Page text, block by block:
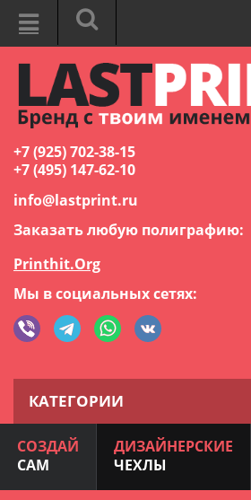
+7 (925) 702-38-15
+7 (495) 147-62-10
info@lastprint.ru
Заказать любую полиграфию:
Printhit.Org
Мы в социальных сетях:
КАТЕГОРИИ
СОЗДАЙ
САМ
ДИЗАЙНЕРСКИЕ
ЧЕХЛЫ